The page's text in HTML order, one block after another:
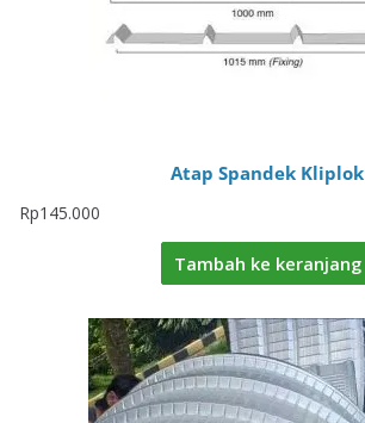
Atap Spandek Kliplok
Rp145.000
Tambah ke keranjang